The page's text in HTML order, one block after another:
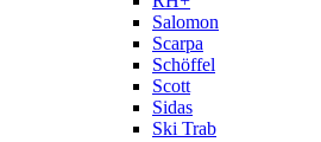
Salomon
Scarpa
Schöffel
Scott
Sidas
Ski Trab